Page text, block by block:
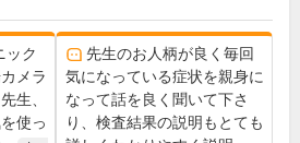
ック
メラ
生、
使っ
先生のお人柄が良く毎回
気になっている症状を親身に
なって話を良く聞いて下さ
り、検査結果の説明もとても